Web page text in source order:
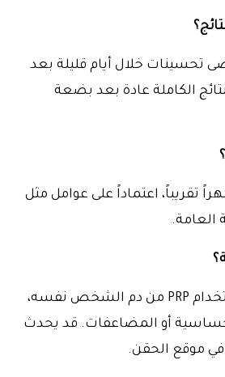
تحسينات خلال أيام قليلة بعد
الكاملة عادة بعد بضعة
النتائج حتى 18 شهراً تقريباً، اعتماداً على عوامل مثل
العامة.
العلاج آمن نظراً لاستخدام PRP من دم الشخص نفسه،
أو المضاعفات. قد يحدث
موقع الحقن.